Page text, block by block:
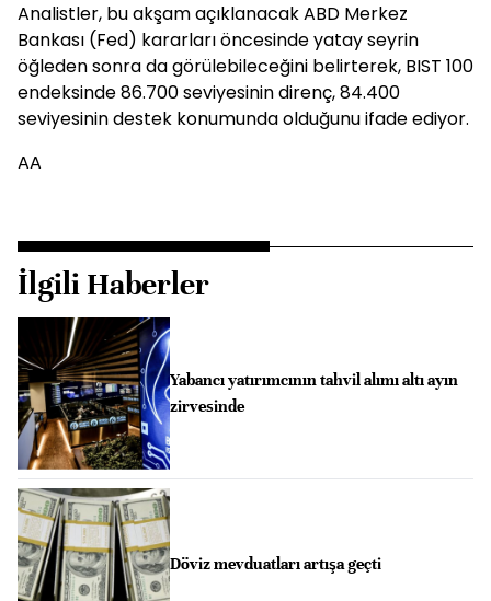
Analistler, bu akşam açıklanacak ABD Merkez
Bankası (Fed) kararları öncesinde yatay seyrin
öğleden sonra da görülebileceğini belirterek, BIST 100
endeksinde 86.700 seviyesinin direnç, 84.400
seviyesinin destek konumunda olduğunu ifade ediyor.
AA
İlgili Haberler
Yabancı yatırımcının tahvil alımı altı ayın
zirvesinde
Döviz mevduatları artışa geçti